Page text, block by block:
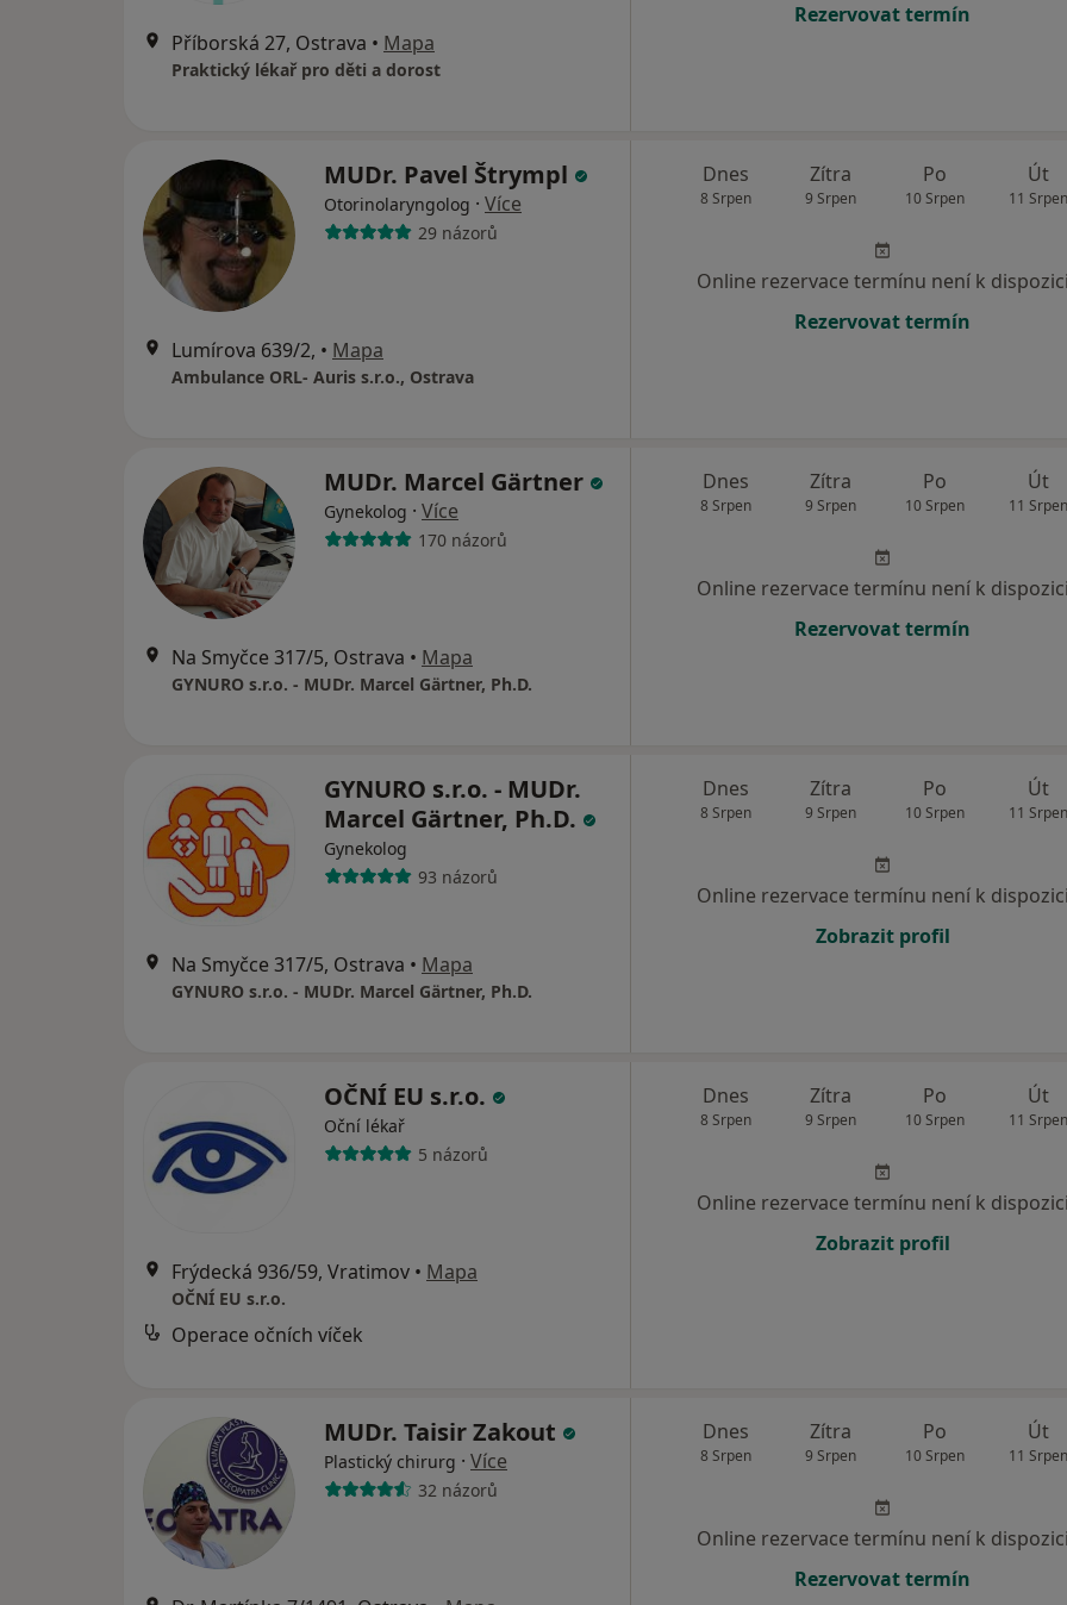
Příborská 27, Ostrava • Mapa
Praktický lékař pro děti a dorost
Rezervovat termín
MUDr. Pavel Štrympl
Otorinolaryngolog · Více
29 názorů
Lumírova 639/2, • Mapa
Ambulance ORL- Auris s.r.o., Ostrava
Dnes
8 Srpen
Zítra
9 Srpen
Po
10 Srpen
Út
11 Srpen
Online rezervace termínu není k dispozici
Rezervovat termín
MUDr. Marcel Gärtner
Gynekolog · Více
170 názorů
Na Smyčce 317/5, Ostrava • Mapa
GYNURO s.r.o. - MUDr. Marcel Gärtner, Ph.D.
Dnes
8 Srpen
Zítra
9 Srpen
Po
10 Srpen
Út
11 Srpen
Online rezervace termínu není k dispozici
Rezervovat termín
GYNURO s.r.o. - MUDr.
Marcel Gärtner, Ph.D.
Gynekolog
93 názorů
Na Smyčce 317/5, Ostrava • Mapa
GYNURO s.r.o. - MUDr. Marcel Gärtner, Ph.D.
Dnes
8 Srpen
Zítra
9 Srpen
Po
10 Srpen
Út
11 Srpen
Online rezervace termínu není k dispozici
Zobrazit profil
OČNÍ EU s.r.o.
Oční lékař
5 názorů
Frýdecká 936/59, Vratimov • Mapa
OČNÍ EU s.r.o.
Operace očních víček
Dnes
8 Srpen
Zítra
9 Srpen
Po
10 Srpen
Út
11 Srpen
Online rezervace termínu není k dispozici
Zobrazit profil
MUDr. Taisir Zakout
Plastický chirurg · Více
32 názorů
Dnes
8 Srpen
Zítra
9 Srpen
Po
10 Srpen
Út
11 Srpen
Online rezervace termínu není k dispozici
Rezervovat termín